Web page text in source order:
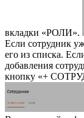
вкладки «РОЛИ».
Если сотрудник
его из списка.
добавления
кнопку «+